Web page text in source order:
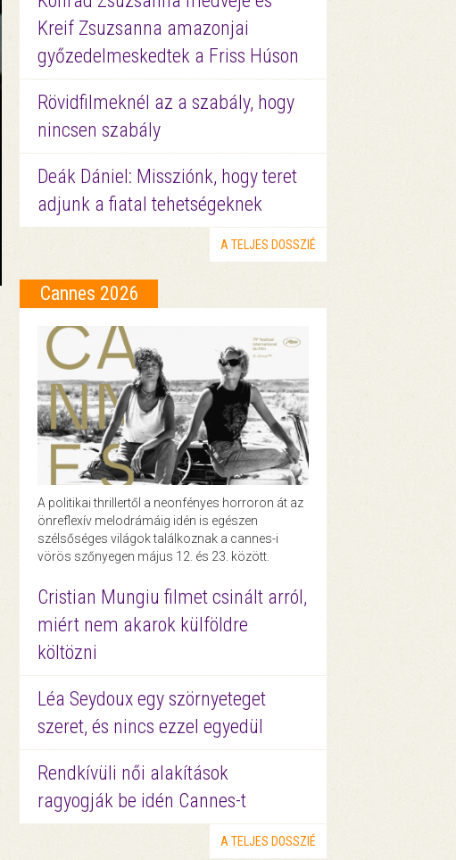
Kreif Zsuzsanna amazonjai
győzedelmeskedtek a Friss Húson
Rövidfilmeknél az a szabály, hogy
nincsen szabály
Deák Dániel: Missziónk, hogy teret
adjunk a fiatal tehetségeknek
A TELJES DOSSZIÉ
Cannes 2026
A politikai thrillertől a neonfényes horroron át az
önreflexív melodrámáig idén is egészen
szélsőséges világok találkoznak a cannes-i
vörös szőnyegen május 12. és 23. között.
Cristian Mungiu filmet csinált arról,
miért nem akarok külföldre
költözni
Léa Seydoux egy szörnyeteget
szeret, és nincs ezzel egyedül
Rendkívüli női alakítások
ragyogják be idén Cannes-t
A TELJES DOSSZIÉ